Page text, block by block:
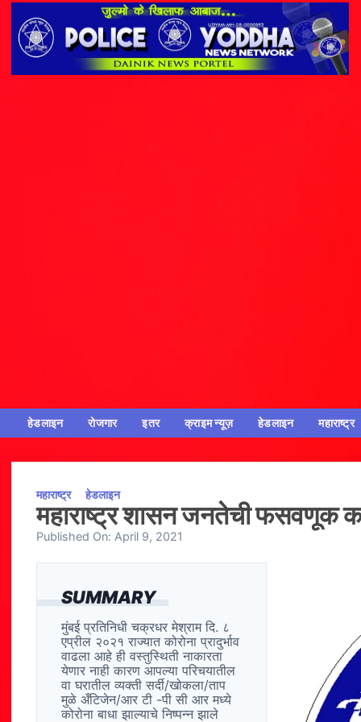
हेडलाइन रोजगार इतर क्राइम न्यूज़ हेडलाइन महाराष्ट्र
महाराष्ट्र हेडलाइन
महाराष्ट्र शासन जनतेची फसवणूक
Published On: April 9, 2021
SUMMARY
मुंबई प्रतिनिधी चक्रधर मेश्राम दि. ८
एप्रील २०२१ राज्यात कोरोना प्रादुर्भाव
वाढला आहे ही वस्तुस्थिती नाकारता
येणार नाही कारण आपल्या परिचयातील
वा घरातील व्यक्ती सर्दी/खोकला/ताप
मुळे अँटिजेन/आर टी -पी सी आर मध्ये
कोरोना बाधा झाल्याचे निष्पन्न झाले